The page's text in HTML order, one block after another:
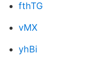
fthTG
vMX
yhBi